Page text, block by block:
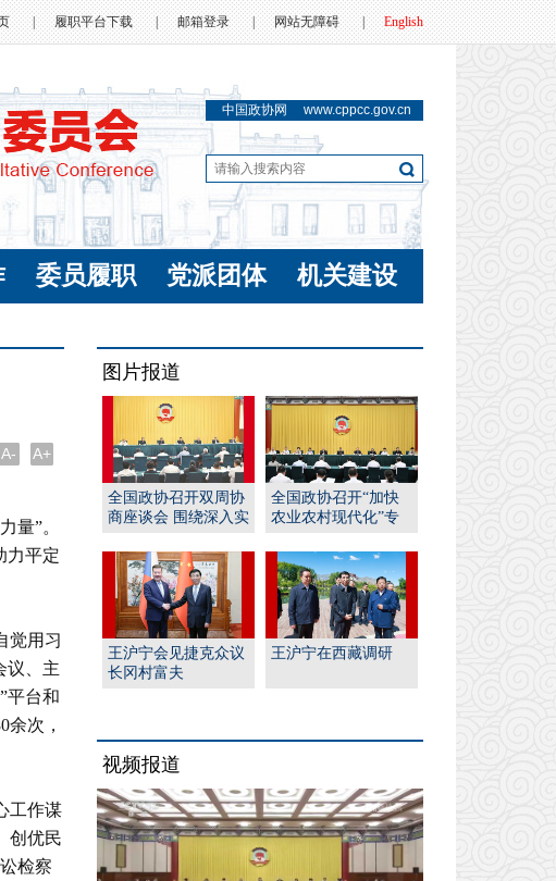
履职平台下载 | 邮箱登录 网站无障碍 | English
中国政协网 www.cppcc.gov.cn
委员履职 党派团体 机关建设
A- A+
量”。
力平定
觉用习
议、主
平台和
次，
工作谋
创优民
检察
图片报道
全国政协召开双周协
商座谈会 围绕深入实
动...
全国政协召开“加快
农业农村现代化”专
并...
王沪宁会见捷克众议
长冈村富夫
王沪宁在西藏调研
视频报道